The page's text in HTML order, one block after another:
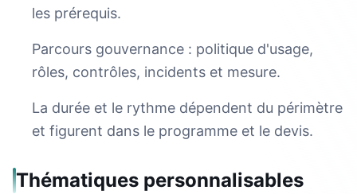
les prérequis.
Parcours gouvernance : politique d'usage,
rôles, contrôles, incidents et mesure.
La durée et le rythme dépendent du périmètre
et figurent dans le programme et le devis.
Thématiques personnalisables